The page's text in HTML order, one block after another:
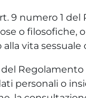
9 numero 1
o filosofiche,
vita
personali o